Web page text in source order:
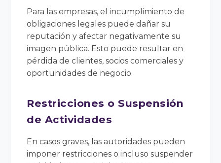
Para las empresas, el incumplimiento de
obligaciones legales puede dañar su
reputación y afectar negativamente su
imagen pública. Esto puede resultar en
pérdida de clientes, socios comerciales y
oportunidades de negocio.
Restricciones o Suspensión
de Actividades
En casos graves, las autoridades pueden
imponer restricciones o incluso suspender